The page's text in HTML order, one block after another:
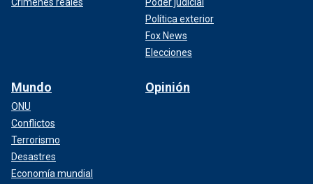
Crímenes reales
Poder judicial
Política exterior
Fox News
Elecciones
Mundo
ONU
Conflictos
Terrorismo
Desastres
Economía mundial
Opinión